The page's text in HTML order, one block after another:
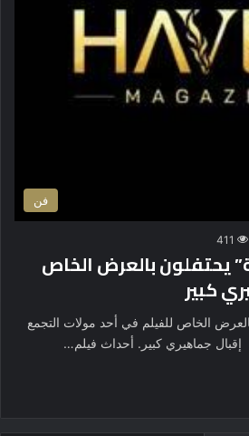
فن
411
يحتفلون بالعرض الخاص
كبير
الخاص للفيلم في أحد مولات التجمع
جماهيري كبير. أحداث فيلم…